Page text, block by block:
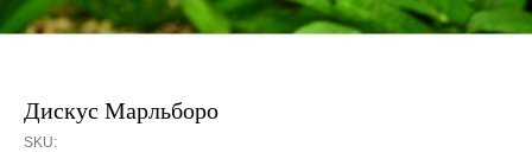
Дискус Марльборо
SKU: